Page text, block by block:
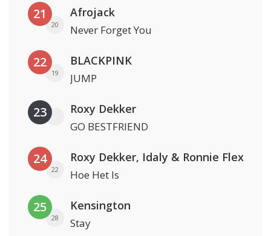
21
20
Afrojack
Never Forget You
22
19
BLACKPINK
JUMP
23 Roxy Dekker
GO BESTFRIEND
24
22
Roxy Dekker, Idaly & Ronnie Flex
Hoe Het Is
25
28
Kensington
Stay